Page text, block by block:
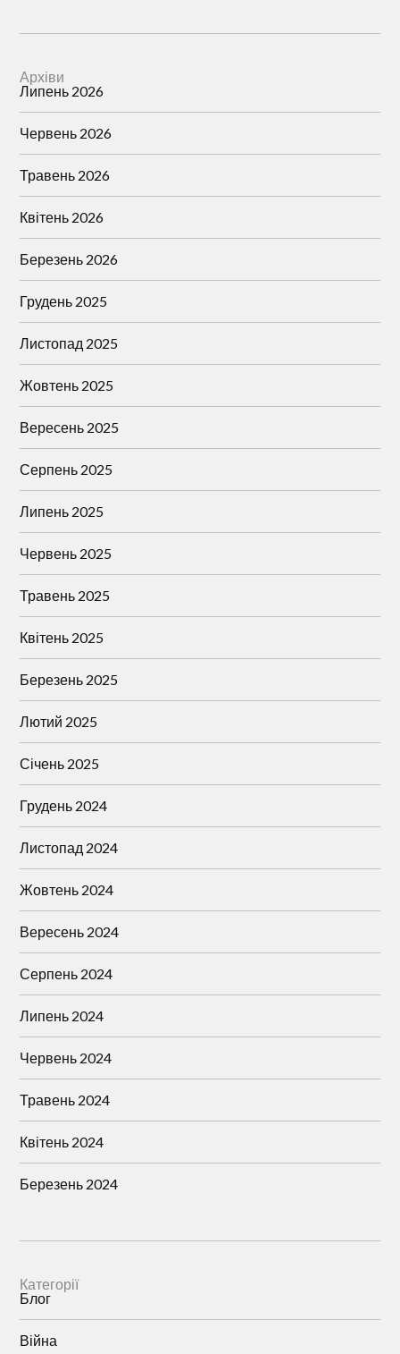
Архіви
Липень 2026
Червень 2026
Травень 2026
Квітень 2026
Березень 2026
Грудень 2025
Листопад 2025
Жовтень 2025
Вересень 2025
Серпень 2025
Липень 2025
Червень 2025
Травень 2025
Квітень 2025
Березень 2025
Лютий 2025
Січень 2025
Грудень 2024
Листопад 2024
Жовтень 2024
Вересень 2024
Серпень 2024
Липень 2024
Червень 2024
Травень 2024
Квітень 2024
Березень 2024
Категорії
Блог
Війна